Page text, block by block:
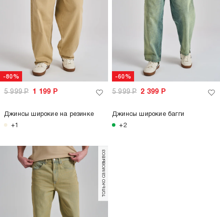
-80%
5 999Р 1 199 Р
Джинсы широкие на резинке
+1
-60%
5 999Р 2 399 Р
Джинсы широкие багги
+2
только самовывоз